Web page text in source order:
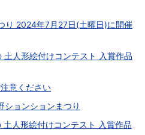
り 2024年7月27日(土曜日)に開催
人形絵付けコンテスト 入賞作品
意ください
ションションまつり
人形絵付けコンテスト 入賞作品